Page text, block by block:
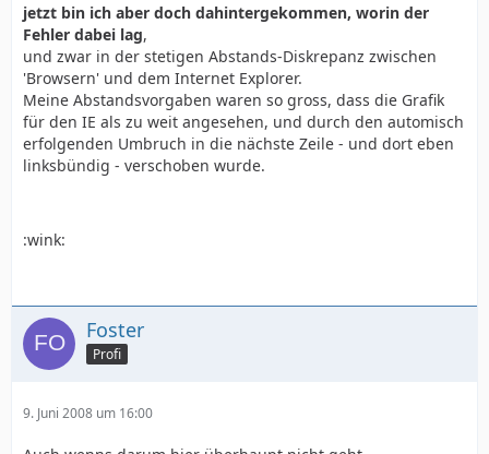
jetzt bin ich aber doch dahintergekommen, worin der
Fehler dabei lag,
und zwar in der stetigen Abstands-Diskrepanz zwischen
'Browsern' und dem Internet Explorer.
Meine Abstandsvorgaben waren so gross, dass die Grafik
für den IE als zu weit angesehen, und durch den automisch
erfolgenden Umbruch in die nächste Zeile - und dort eben
linksbündig - verschoben wurde.
:wink:
Foster
Profi
9. Juni 2008 um 16:00